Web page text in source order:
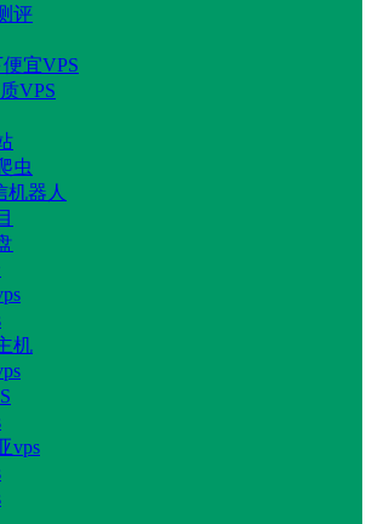
评
宜VPS
VPS
虫
机器人
机
vps